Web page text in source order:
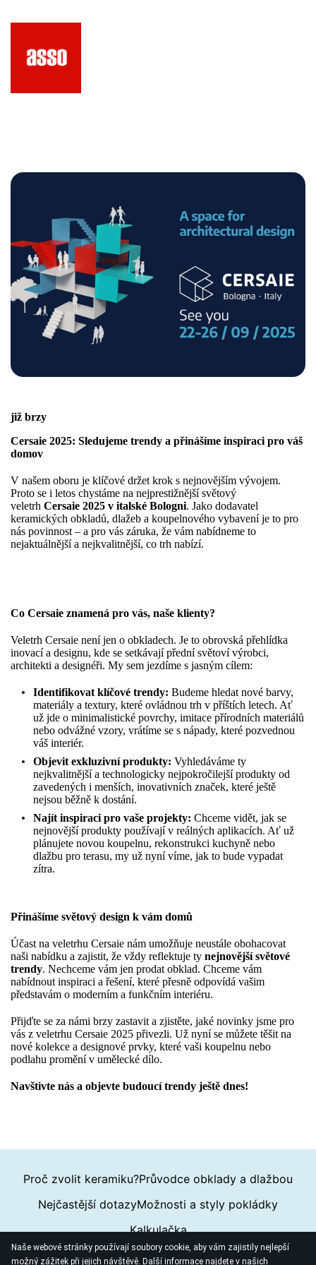
Naše webové stránky používají soubory cookie, aby vám zajistily nejlepší
možný zážitek při jejich návštěvě. Další informace najdete v našich
již brzy
Cersaie 2025: Sledujeme trendy a přinášíme inspiraci pro váš
domov
V našem oboru je klíčové držet krok s nejnovějším vývojem.
Proto se i letos chystáme na nejprestižnější světový
veletrh Cersaie 2025 v italské Bologni. Jako dodavatel
keramických obkladů, dlažeb a koupelnového vybavení je to pro
nás povinnost – a pro vás záruka, že vám nabídneme to
nejaktuálnější a nejkvalitnější, co trh nabízí.
Co Cersaie znamená pro vás, naše klienty?
Veletrh Cersaie není jen o obkladech. Je to obrovská přehlídka
inovací a designu, kde se setkávají přední světoví výrobci,
architekti a designéři. My sem jezdíme s jasným cílem:
Identifikovat klíčové trendy: Budeme hledat nové barvy,
materiály a textury, které ovládnou trh v příštích letech. Ať
už jde o minimalistické povrchy, imitace přírodních materiálů
nebo odvážné vzory, vrátíme se s nápady, které pozvednou
váš interiér.
Objevit exkluzivní produkty: Vyhledáváme ty
nejkvalitnější a technologicky nejpokročilejší produkty od
zavedených i menších, inovativních značek, které ještě
nejsou běžně k dostání.
Najít inspiraci pro vaše projekty: Chceme vidět, jak se
nejnovější produkty používají v reálných aplikacích. Ať už
plánujete novou koupelnu, rekonstrukci kuchyně nebo
dlažbu pro terasu, my už nyní víme, jak to bude vypadat
zítra.
Přinášíme světový design k vám domů
Účast na veletrhu Cersaie nám umožňuje neustále obohacovat
naši nabídku a zajistit, že vždy reflektuje ty nejnovější světové
trendy. Nechceme vám jen prodat obklad. Chceme vám
nabídnout inspiraci a řešení, které přesně odpovídá vašim
představám o moderním a funkčním interiéru.
Přijďte se za námi brzy zastavit a zjistěte, jaké novinky jsme pro
vás z veletrhu Cersaie 2025 přivezli. Už nyní se můžete těšit na
nové kolekce a designové prvky, které vaši koupelnu nebo
podlahu promění v umělecké dílo.
Navštivte nás a objevte budoucí trendy ještě dnes!
Proč zvolit keramiku?Průvodce obklady a dlažbou
Nejčastější dotazyMožnosti a styly pokládky
Kalkulačka